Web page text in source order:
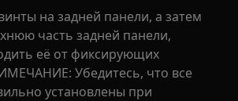
на задней панели, а затем
часть задней панели,
её от фиксирующих
Убедитесь, что все
установлены при